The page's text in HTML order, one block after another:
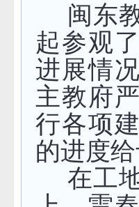
闽东教
起参观
进展情
主教府
行各项
的进度给
在工地